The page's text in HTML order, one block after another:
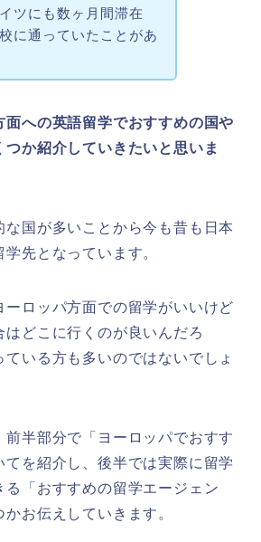
ツにも数ヶ月間滞在
に通っていたことがあ
面への英語留学でおすすめの国や
つか紹介していきたいと思いま
な国が多いことから今も昔も日本
先となっています。
ーロッパ方面での留学がいいけど
どこに行くのが良いんだろ
いる方も多いのではないでしょ
前半部分で「ヨーロッパでおすす
てを紹介し、後半では実際に留学
る「おすすめの留学エージェン
かお伝えしていきます。